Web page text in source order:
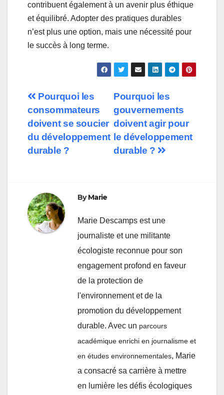
contribuent également à un avenir plus éthique
et équilibré. Adopter des pratiques durables
n’est plus une option, mais une nécessité pour
le succès à long terme.
Navigation
de
l’article
Pourquoi les
gouvernements
doivent agir pour
le développement
durable ?
Pourquoi les
consommateurs
doivent se soucier
du développement
durable ?
ByMarie
Marie Descamps est une
journaliste et une militante
écologiste reconnue pour son
engagement profond en faveur
de la protection de
l'environnement et de la
promotion du développement
durable. Avec un parcours
académique enrichi en journalisme et
en études environnementales, Marie
a consacré sa carrière à mettre
en lumière les défis écologiques